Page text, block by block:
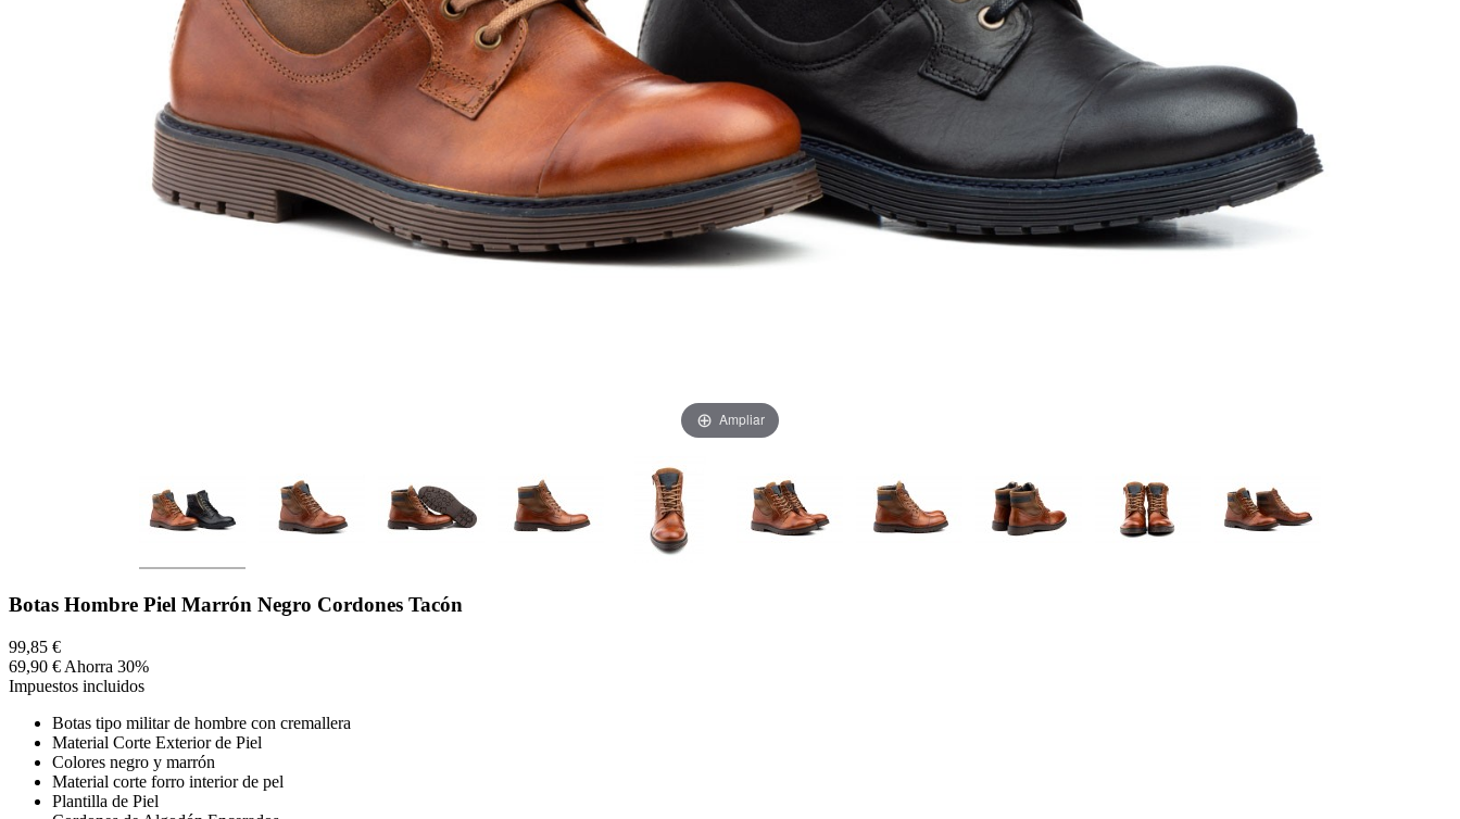
Ampliar
Botas Hombre Piel Marrón Negro Cordones Tacón
99,85 €
69,90 € Ahorra 30%
Impuestos incluidos
Botas tipo militar de hombre con cremallera
Material Corte Exterior de Piel
Colores negro y marrón
Material corte forro interior de pel
Plantilla de Piel